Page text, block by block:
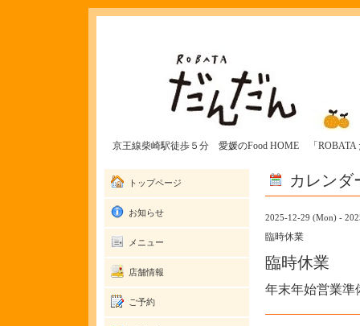
京王線柴崎駅徒歩５分 愛媛のFood HOME 「ROBATA
カレンダ
2025-12-29 (Mon) -
臨時休業
臨時休業
年末年始営業準
トップページ
お知らせ
メニュー
店舗情報
ご予約